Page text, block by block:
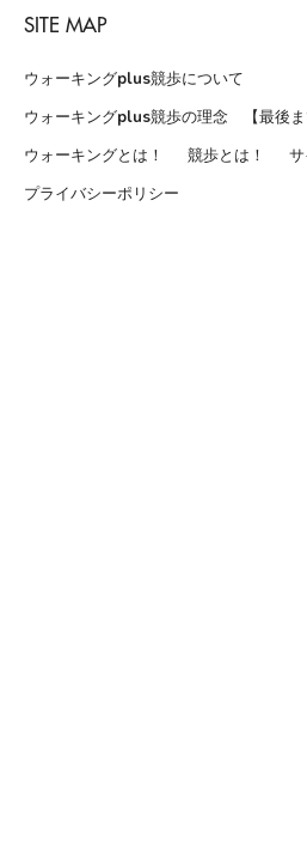
SITE MAP
ウォーキングplus競歩について
ウォーキングplus競歩の理念 【最後ま
ウォーキングとは！
競歩とは！
プライバシーポリシー